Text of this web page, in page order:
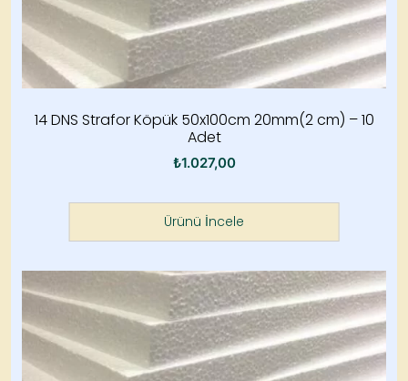
14 DNS Strafor Köpük 50x100cm 20mm(2 cm) – 10
Adet
₺1.027,00
Ürünü İncele